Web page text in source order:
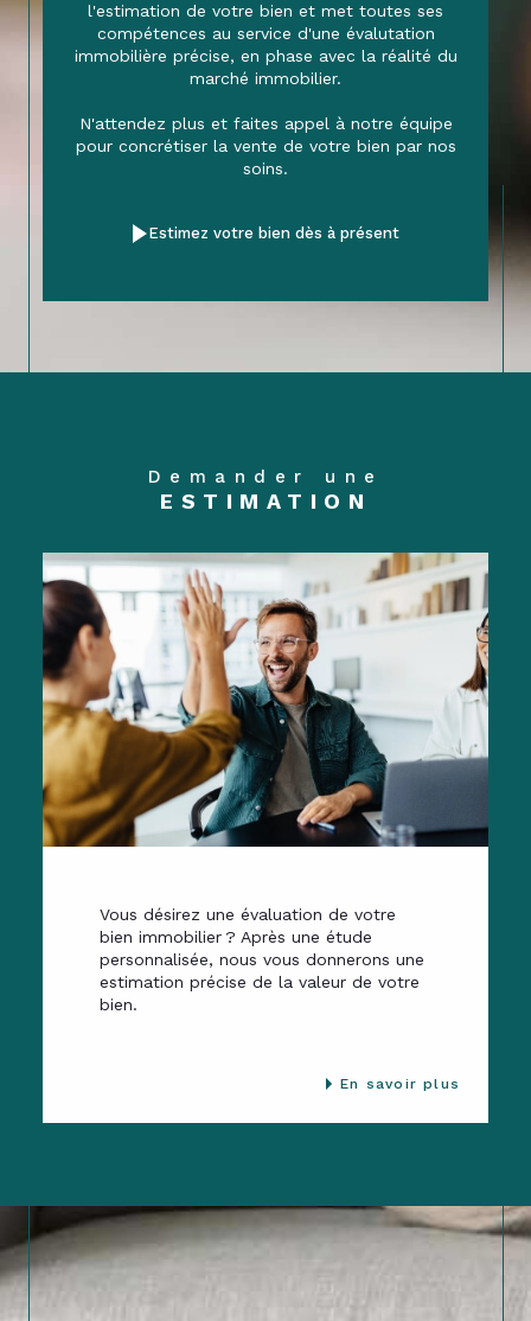
l'estimation de votre bien et met toutes ses
compétences au service d'une évalutation
immobilière précise, en phase avec la réalité du
marché immobilier.
N'attendez plus et faites appel à notre équipe
pour concrétiser la vente de votre bien par nos
soins.
Estimez votre bien dès à présent
Demander une
ESTIMATION
Vous désirez une évaluation de votre
bien immobilier ? Après une étude
personnalisée, nous vous donnerons une
estimation précise de la valeur de votre
bien.
En savoir plus